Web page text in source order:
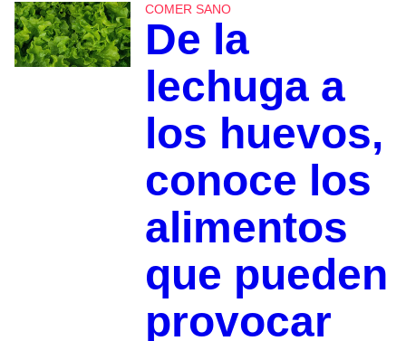
COMER SANO
De la
lechuga a
los huevos,
conoce los
alimentos
que pueden
provocar